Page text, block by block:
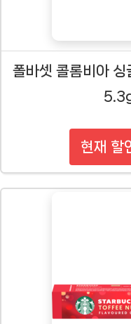
폴바셋 콜롬비아
현재 할